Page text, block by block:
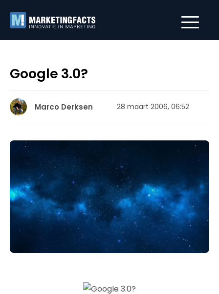
Google 3.0?
Marco Derksen 28 maart 2006, 06:52